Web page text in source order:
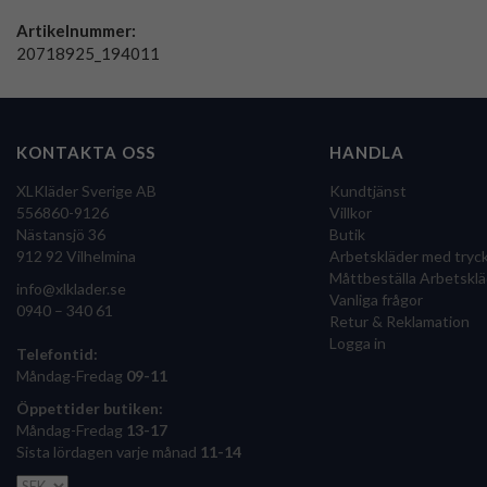
Artikelnummer:
20718925_194011
KONTAKTA OSS
XLKläder Sverige AB
556860-9126
Nästansjö 36
912 92 Vilhelmina
info@xlklader.se
0940 – 340 61
Telefontid:
Måndag-Fredag 09-11
Öppettider butiken:
Måndag-Fredag 13-17
Sista lördagen varje månad 11-14
HANDLA
Kundtjänst
Villkor
Butik
Arbetskläder med tryck
Måttbeställa
Vanliga frågor
Retur & Reklamation
Logga in